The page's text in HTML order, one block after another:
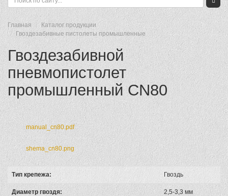
Главная
Каталог продукции
Гвоздезабивные пистолеты промышленные
Гвоздезабивной
пневмопистолет
промышленный CN80
manual_cn80.pdf
shema_cn80.png
Тип крепежа: Гвоздь
Диаметр гвоздя: 2,5-3,3 мм